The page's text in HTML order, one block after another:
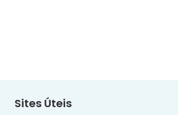
Sites Úteis